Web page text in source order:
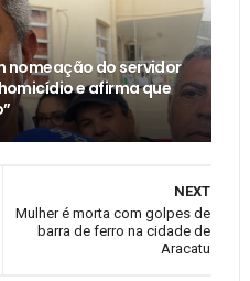
nomeação do servidor
e afirma que
NEXT
Mulher é morta com golpes de
barra de ferro na cidade de
Aracatu